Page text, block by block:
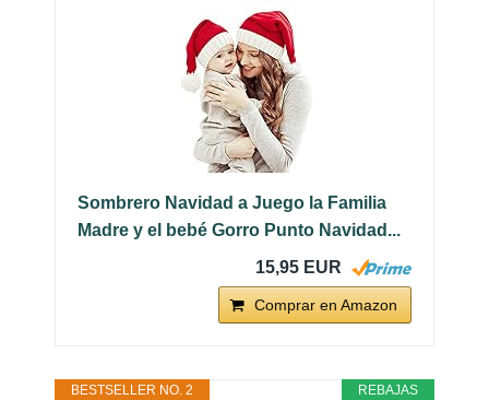
Sombrero Navidad a Juego la Familia
Madre y el bebé Gorro Punto Navidad...
15,95 EUR
Comprar en Amazon
REBAJAS
BESTSELLER NO. 2